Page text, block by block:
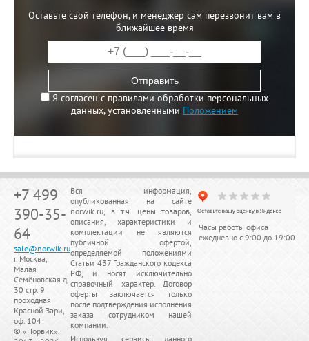
Оставьте свой телефон, и менеджер сам перезвонит вам в
ближайшее время
Отправить
Я согласен с правилами обработки персональных
данных, установленными Положением
+7 499
390-35-
64
sale@norwik.ru
г. Москва,
Малая
Семёновская д.
30 стр. 9
проходная
Красной Зари,
оф. 104
© «Норвик»,
Вся информация,
опубликованная на сайте
norwik.ru, в т.ч. цены товаров,
описания, характеристики и
комплектации не являются
публичной офертой,
определяемой положениями
Статьи 437 Гражданского кодекса
РФ, и носят исключительно
справочный характер. Договор
оферты заключается только
после подтверждения исполнения
заказа сотрудником нашей
компании.
Используя сервисы данного
Часы работы офиса
ежедневно с 9:00 до 19:00